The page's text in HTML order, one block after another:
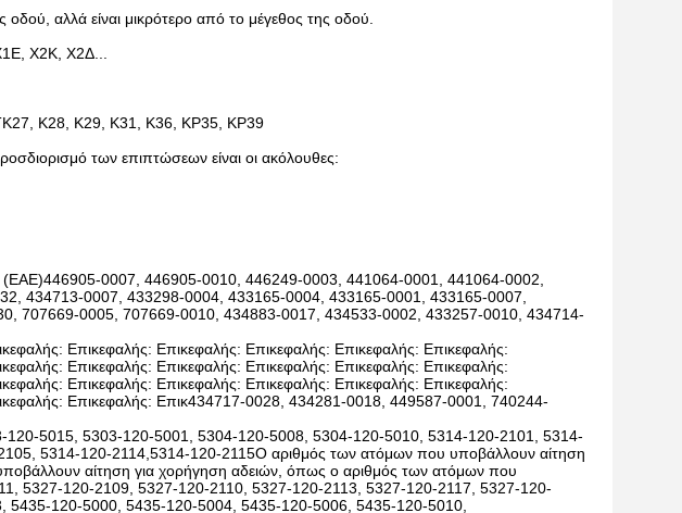
αλλά είναι μικρότερο από το μέγεθος της οδού.
Χ2Κ, Χ2Δ...
K28, K29, K31, K36, KP35, KP39
των επιπτώσεων είναι οι ακόλουθες:
(ΕΑΕ)446905-0007, 446905-0010, 446249-0003, 441064-0001, 441064-0002,
434713-0007, 433298-0004, 433165-0004, 433165-0001, 433165-0007,
707669-0005, 707669-0010, 434883-0017, 434533-0002, 433257-0010, 434714-
Επικεφαλής: Επικεφαλής: Επικεφαλής: Επικεφαλής: Επικεφαλής:
Επικεφαλής: Επικεφαλής: Επικεφαλής: Επικεφαλής: Επικεφαλής:
Επικεφαλής: Επικεφαλής: Επικεφαλής: Επικεφαλής: Επικεφαλής:
Επικεφαλής: Επικ434717-0028, 434281-0018, 449587-0001, 740244-
5015, 5303-120-5001, 5304-120-5008, 5304-120-5010, 5314-120-2101, 5314-
5314-120-2114,5314-120-2115Ο αριθμός των ατόμων που υποβάλλουν αίτηση
αίτηση για χορήγηση αδειών, όπως ο αριθμός των ατόμων που
5327-120-2109, 5327-120-2110, 5327-120-2113, 5327-120-2117, 5327-120-
120-5000, 5435-120-5004, 5435-120-5006, 5435-120-5010,